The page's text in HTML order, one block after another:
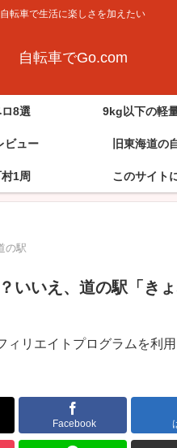
自転車で生活に楽しさを加えたい
自転車でGo.com
8選 9kg以下の軽
ビュー 旧東海道の
1周 このサイト
の駅
いいえ、道の駅「きょ
ィリエイトプログラムを利
Facebook